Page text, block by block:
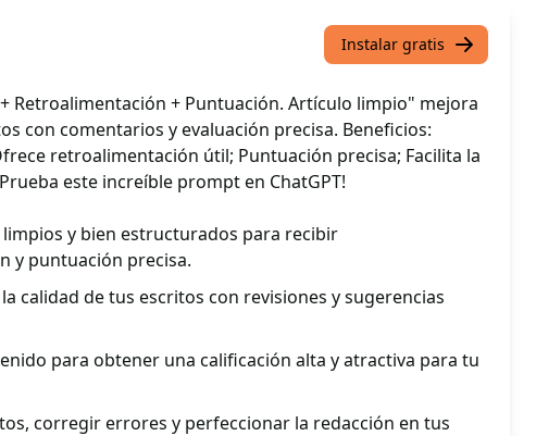
Instalar gratis
Retroalimentación + Puntuación. Artículo limpio" mejora
con comentarios y evaluación precisa. Beneficios:
retroalimentación útil; Puntuación precisa; Facilita la
este increíble prompt en ChatGPT!
y bien estructurados para recibir
y puntuación precisa.
calidad de tus escritos con revisiones y sugerencias
para obtener una calificación alta y atractiva para tu
corregir errores y perfeccionar la redacción en tus